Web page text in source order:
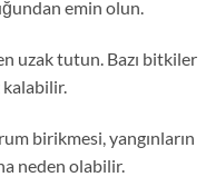
emin olun.
uzak tutun. Bazı bitkiler
kalabilir.
birikmesi, yangınların
neden olabilir.